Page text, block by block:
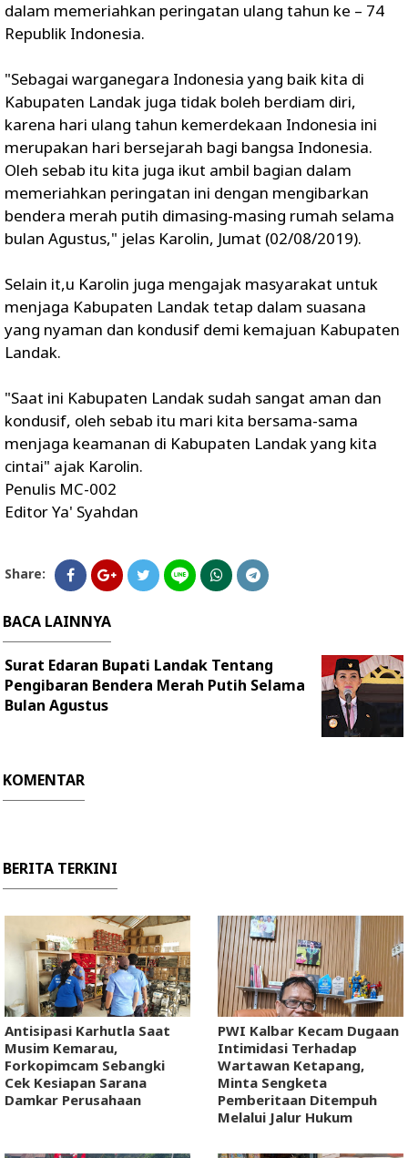
dalam memeriahkan peringatan ulang tahun ke – 74
Republik Indonesia.
"Sebagai warganegara Indonesia yang baik kita di
Kabupaten Landak juga tidak boleh berdiam diri,
karena hari ulang tahun kemerdekaan Indonesia ini
merupakan hari bersejarah bagi bangsa Indonesia.
Oleh sebab itu kita juga ikut ambil bagian dalam
memeriahkan peringatan ini dengan mengibarkan
bendera merah putih dimasing-masing rumah selama
bulan Agustus," jelas Karolin, Jumat (02/08/2019).
Selain it,u Karolin juga mengajak masyarakat untuk
menjaga Kabupaten Landak tetap dalam suasana
yang nyaman dan kondusif demi kemajuan Kabupaten
Landak.
"Saat ini Kabupaten Landak sudah sangat aman dan
kondusif, oleh sebab itu mari kita bersama-sama
menjaga keamanan di Kabupaten Landak yang kita
cintai" ajak Karolin.
Penulis MC-002
Editor Ya' Syahdan
Share:
BACA LAINNYA
Surat Edaran Bupati Landak Tentang
Pengibaran Bendera Merah Putih Selama
Bulan Agustus
KOMENTAR
BERITA TERKINI
Antisipasi Karhutla Saat
Musim Kemarau,
Forkopimcam Sebangki
Cek Kesiapan Sarana
Damkar Perusahaan
PWI Kalbar Kecam Dugaan
Intimidasi Terhadap
Wartawan Ketapang,
Minta Sengketa
Pemberitaan Ditempuh
Melalui Jalur Hukum